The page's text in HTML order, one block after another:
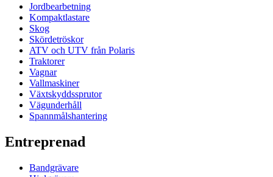
Jordbearbetning
Kompaktlastare
Skog
Skördetröskor
ATV och UTV från Polaris
Traktorer
Vagnar
Vallmaskiner
Växtskyddssprutor
Vägunderhåll
Spannmålshantering
Entreprenad
Bandgrävare